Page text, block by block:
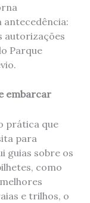
antecedência:
autorizações
Parque
embarcar
prática que
para
guias sobre os
como
e trilhos, o